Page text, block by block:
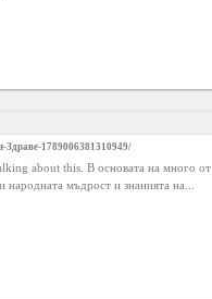
Здраве-1789006381310949/
about this. В основата на много от
мъдрост и знанията на...